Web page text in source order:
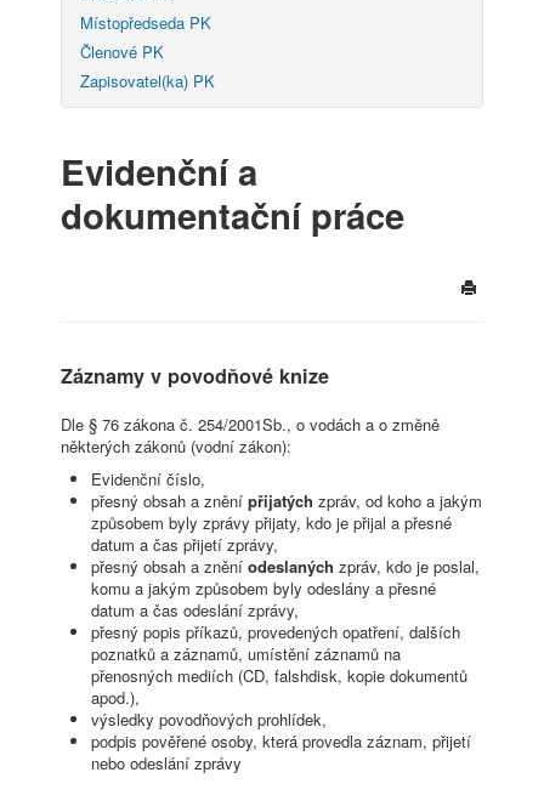
Místopředseda PK
Členové PK
Zapisovatel(ka) PK
Evidenční a
dokumentační práce
Záznamy v povodňové knize
Dle § 76 zákona č. 254/2001Sb., o vodách a o změně
některých zákonů (vodní zákon):
Evidenční číslo,
přesný obsah a znění přijatých zpráv, od koho a jakým
způsobem byly zprávy přijaty, kdo je přijal a přesné
datum a čas přijetí zprávy,
přesný obsah a znění odeslaných zpráv, kdo je poslal,
komu a jakým způsobem byly odeslány a přesné
datum a čas odeslání zprávy,
přesný popis příkazů, provedených opatření, dalších
poznatků a záznamů, umístění záznamů na
přenosných mediích (CD, falshdisk, kopie dokumentů
apod.),
výsledky povodňových prohlídek,
podpis pověřené osoby, která provedla záznam, přijetí
nebo odeslání zprávy